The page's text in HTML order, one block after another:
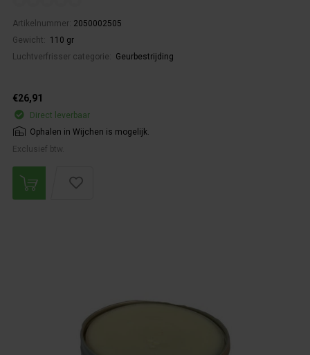
Artikelnummer: 2050002505
Gewicht:
110 gr
Luchtverfrisser categorie:
Geurbestrijding
€26,91
Direct leverbaar
Ophalen in Wijchen is mogelijk.
Exclusief btw.